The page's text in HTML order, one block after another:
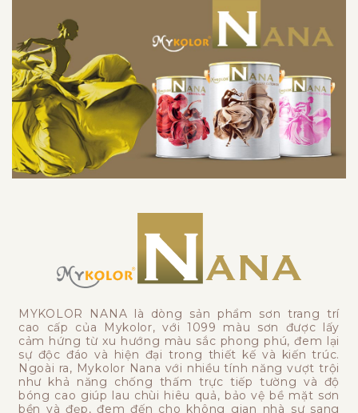
MYKOLOR NANA là dòng sản phẩm sơn trang trí
cao cấp của Mykolor, với 1099 màu sơn được lấy
cảm hứng từ xu hướng màu sắc phong phú, đem lại
sự độc đáo và hiện đại trong thiết kế và kiến trúc.
Ngoài ra, Mykolor Nana với nhiều tính năng vượt trội
như khả năng chống thấm trực tiếp tường và độ
bóng cao giúp lau chùi hiêu quả, bảo vệ bề mặt sơn
bền và đẹp, đem đến cho không gian nhà sự sang